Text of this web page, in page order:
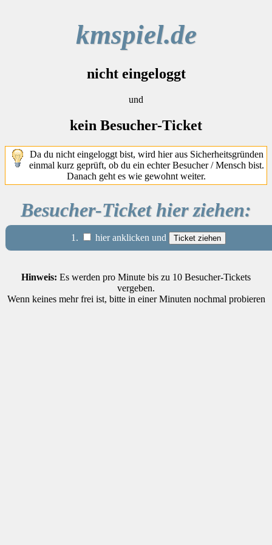
kmspiel.de
nicht eingeloggt
und
kein Besucher-Ticket
Da du nicht eingeloggt bist, wird hier aus Sicherheitsgründen
einmal kurz geprüft, ob du ein echter Besucher / Mensch bist.
Danach geht es wie gewohnt weiter.
Besucher-Ticket hier ziehen:
1. hier anklicken und
Hinweis: Es werden pro Minute bis zu 10 Besucher-Tickets
vergeben.
Wenn keines mehr frei ist, bitte in einer Minuten nochmal probieren